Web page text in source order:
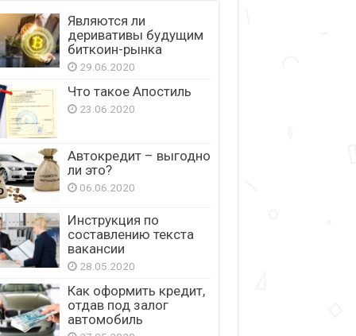
Являются ли
деривативы будущим
биткоин-рынка
29.06.2020
Что такое Апостиль
23.06.2020
Автокредит – выгодно
ли это?
06.06.2020
Инструкция по
составлению текста
вакансии
28.05.2020
Как оформить кредит,
отдав под залог
автомобиль